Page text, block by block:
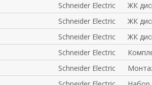
Schneider Electric ЖК
Schneider Electric ЖК
Schneider Electric ЖК
Schneider Electric
Schneider Electric